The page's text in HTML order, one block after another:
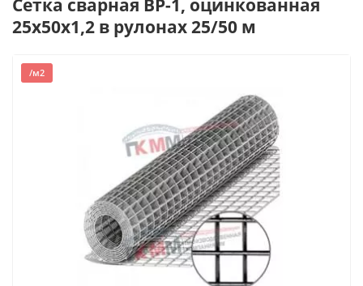
Сетка сварная ВР-1, оцинкованная
25х50х1,2 в рулонах 25/50 м
/м2